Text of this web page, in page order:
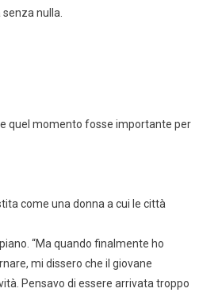
nulla.
quel momento fosse importante per
come una donna a cui le città
“Ma quando finalmente ho
mi dissero che il giovane
Pensavo di essere arrivata troppo